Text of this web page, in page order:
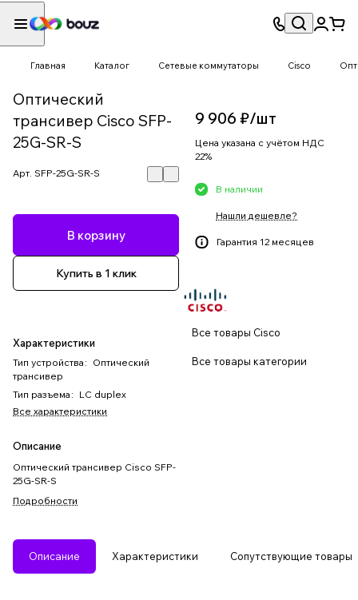
Главная Каталог Сетевые коммутаторы Cisco
Оптический
трансивер Cisco SFP-
25G-SR-S
Арт. SFP-25G-SR-S
В корзину
Купить в 1 клик
Характеристики
Тип устройства : Оптический
трансивер
Тип разъема : LC duplex
Все характеристики
Описание
Оптический трансивер Cisco SFP-
25G-SR-S
Подробности
9 906 ₽/шт
Цена указана с учётом НДС
22%
В наличии
Нашли дешевле?
Гарантия 12 месяцев
Все товары Cisco
Все товары категории
Описание Характеристики Сопутствующие товары